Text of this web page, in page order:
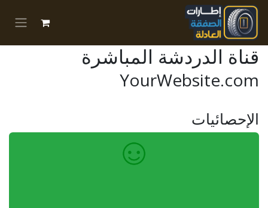
تخطي للذهاب إلى المحتوى
قناة الدردشة المباشرة
YourWebsite.com
الإحصائيات